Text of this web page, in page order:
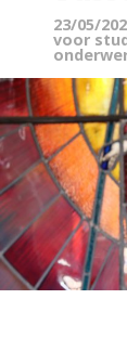
23/05/
voor